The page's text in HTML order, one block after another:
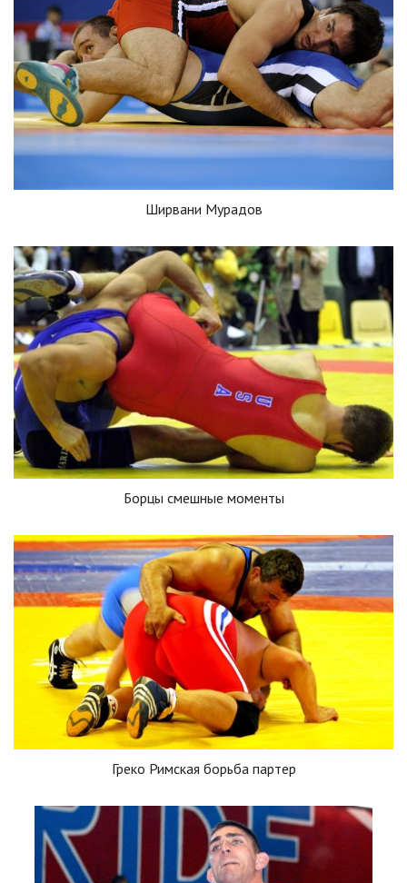
Ширвани Мурадов
Борцы смешные моменты
Греко Римская борьба партер